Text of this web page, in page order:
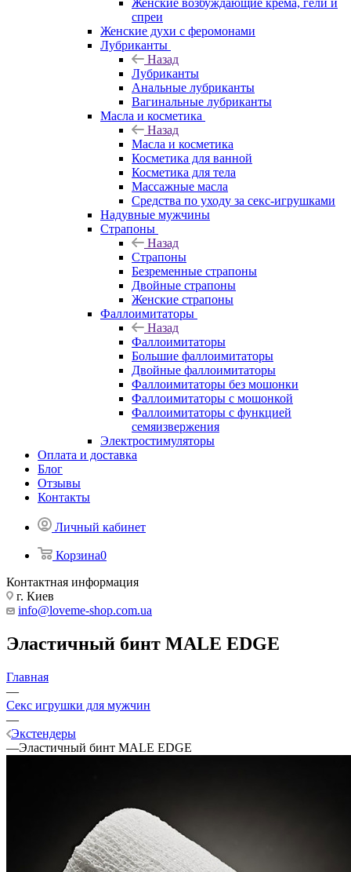
Женские возбуждающие крема, гели и
спреи
Женские духи с феромонами
Лубриканты
Назад
Лубриканты
Анальные лубриканты
Вагинальные лубриканты
Масла и косметика
Назад
Масла и косметика
Косметика для ванной
Косметика для тела
Массажные масла
Средства по уходу за секс-игрушками
Надувные мужчины
Страпоны
Назад
Страпоны
Безременные страпоны
Двойные страпоны
Женские страпоны
Фаллоимитаторы
Назад
Фаллоимитаторы
Большие фаллоимитаторы
Двойные фаллоимитаторы
Фаллоимитаторы без мошонки
Фаллоимитаторы с мошонкой
Фаллоимитаторы с функцией
семяизвержения
Электростимуляторы
Оплата и доставка
Блог
Отзывы
Контакты
Личный кабинет
Корзина0
Контактная информация
г. Киев
info@loveme-shop.com.ua
Эластичный бинт MALE EDGE
Главная
—
Секс игрушки для мужчин
—
Экстендеры
—Эластичный бинт MALE EDGE